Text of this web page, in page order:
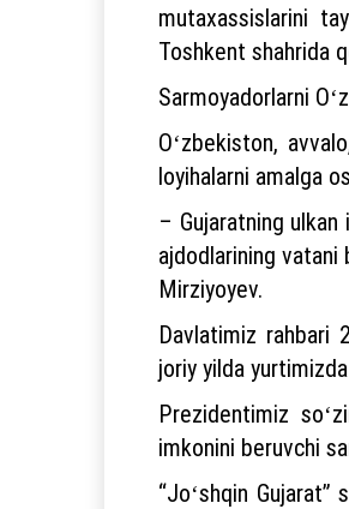
mutaxassislarini
Toshkent shahrida
Sarmoyadorlarni
Oʻzbekiston,
loyihalarni amalga
– Gujaratning
ajdodlarining
Mirziyoyev.
Davlatimiz rahbari
joriy yilda
Prezidentimiz
imkonini beruvchi
“Joʻshqin